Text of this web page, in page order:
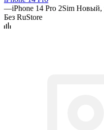
—iPhone 14 Pro 2Sim Новый,
Без RuStore